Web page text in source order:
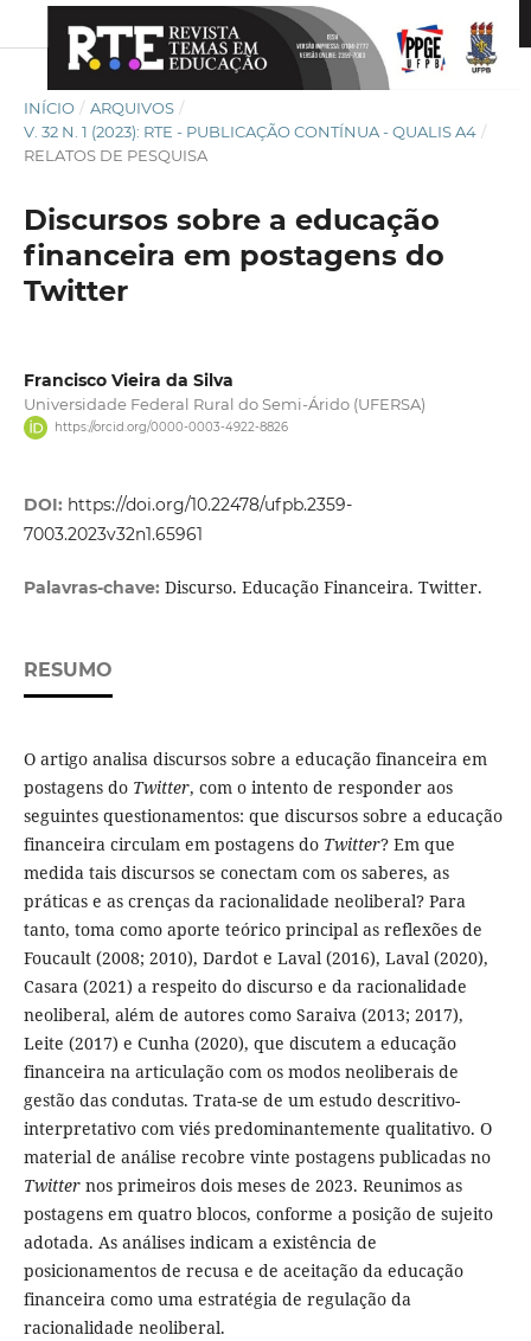
INÍCIO / ARQUIVOS /
V. 32 N. 1 (2023): RTE - PUBLICAÇÃO CONTÍNUA - QUALIS A4 /
RELATOS DE PESQUISA
Discursos sobre a educação
financeira em postagens do
Twitter
Francisco Vieira da Silva
Universidade Federal Rural do Semi-Árido (UFERSA)
https://orcid.org/0000-0003-4922-8826
DOI: https://doi.org/10.22478/ufpb.2359-
7003.2023v32n1.65961
Palavras-chave: Discurso. Educação Financeira. Twitter.
RESUMO
O artigo analisa discursos sobre a educação financeira em
postagens do Twitter, com o intento de responder aos
seguintes questionamentos: que discursos sobre a educação
financeira circulam em postagens do Twitter? Em que
medida tais discursos se conectam com os saberes, as
práticas e as crenças da racionalidade neoliberal? Para
tanto, toma como aporte teórico principal as reflexões de
Foucault (2008; 2010), Dardot e Laval (2016), Laval (2020),
Casara (2021) a respeito do discurso e da racionalidade
neoliberal, além de autores como Saraiva (2013; 2017),
Leite (2017) e Cunha (2020), que discutem a educação
financeira na articulação com os modos neoliberais de
gestão das condutas. Trata-se de um estudo descritivo-
interpretativo com viés predominantemente qualitativo. O
material de análise recobre vinte postagens publicadas no
Twitter nos primeiros dois meses de 2023. Reunimos as
postagens em quatro blocos, conforme a posição de sujeito
adotada. As análises indicam a existência de
posicionamentos de recusa e de aceitação da educação
financeira como uma estratégia de regulação da
racionalidade neoliberal.